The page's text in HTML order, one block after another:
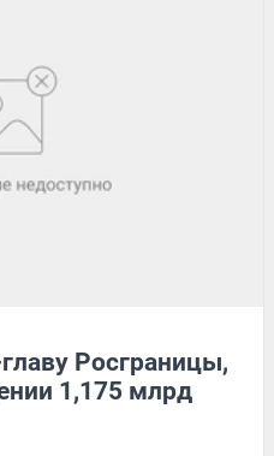
Росграницы,
1,175 млрд